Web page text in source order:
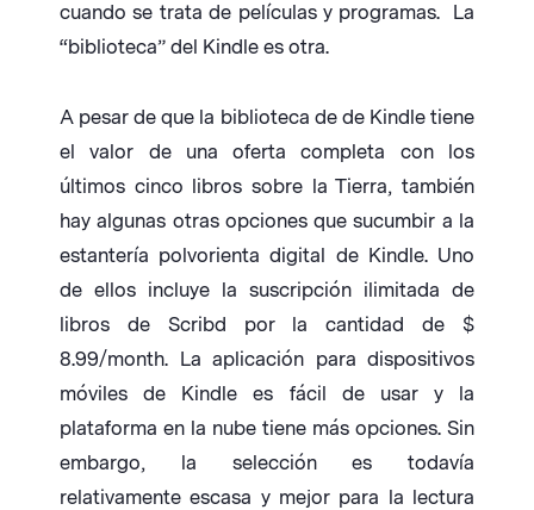
cuando se trata de películas y programas. La
“biblioteca” del Kindle es otra.
A pesar de que la biblioteca de de Kindle tiene
el valor de una oferta completa con los
últimos cinco libros sobre la Tierra, también
hay algunas otras opciones que sucumbir a la
estantería polvorienta digital de Kindle. Uno
de ellos incluye la suscripción ilimitada de
libros de Scribd por la cantidad de $
8.99/month. La aplicación para dispositivos
móviles de Kindle es fácil de usar y la
plataforma en la nube tiene más opciones. Sin
embargo, la selección es todavía
relativamente escasa y mejor para la lectura